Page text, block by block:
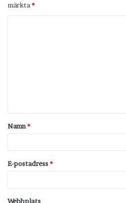
märkta *
t
a
Namn*
E-postadress*
Webbplats